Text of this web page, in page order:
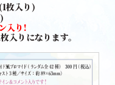
枚入り)
入り!
入りになります。